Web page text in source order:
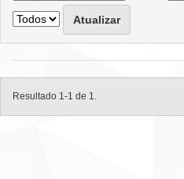
Resultado 1-1 de 1.